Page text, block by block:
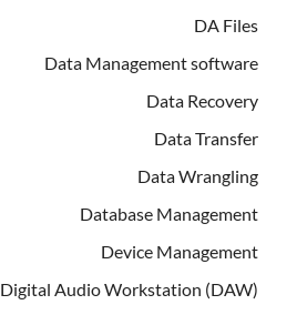
DA Files
Data Management software
Data Recovery
Data Transfer
Data Wrangling
Database Management
Device Management
Digital Audio Workstation (DAW)